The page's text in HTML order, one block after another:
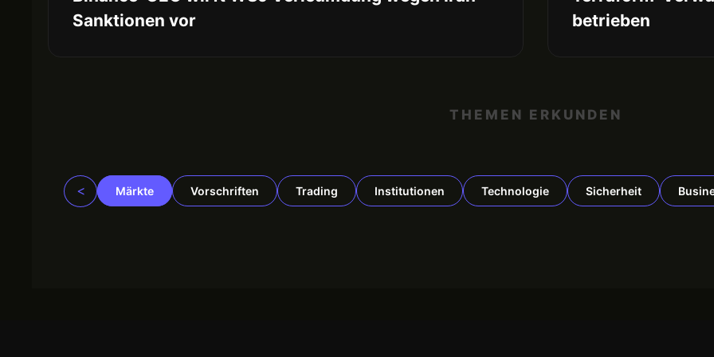
Sanktionen vor
betrieben
THEMEN ERKUNDEN
< Märkte Vorschriften Trading Institutionen Technologie Sicherheit